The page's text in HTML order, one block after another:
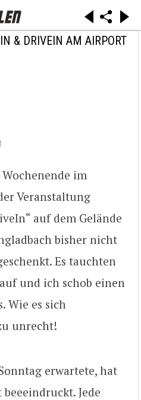
& DRIVEIN AM AIRPORT
im
Veranstaltung
auf dem Gelände
bisher nicht
Es tauchten
und ich schob einen
Wie es sich
unrecht!
erwartete, hat
Jede